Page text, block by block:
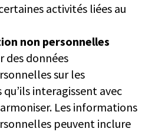
activités liées au
non personnelles
des données
sur les
interagissent avec
Les informations
peuvent inclure